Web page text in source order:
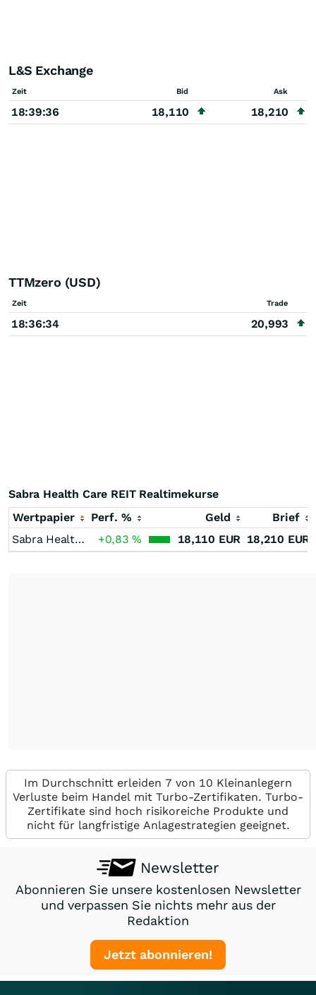
L&S Exchange
Zeit Bid Ask
18:39:36 18,110 18,210
TTMzero (USD)
Zeit Trade
18:36:34 20,993
Sabra Health Care REIT Realtimekurse
Wertpapier
Perf. % Geld
Brief
Sabra Health Care REIT
+0,83% 18,110 EUR 18,210 EUR
Im Durchschnitt erleiden 7 von 10 Kleinanlegern
Verluste beim Handel mit Turbo-Zertifikaten. Turbo-
Zertifikate sind hoch risikoreiche Produkte und
nicht für langfristige Anlagestrategien geeignet.
Newsletter
Abonnieren Sie unsere kostenlosen Newsletter
und verpassen Sie nichts mehr aus der
Redaktion
Jetzt abonnieren!